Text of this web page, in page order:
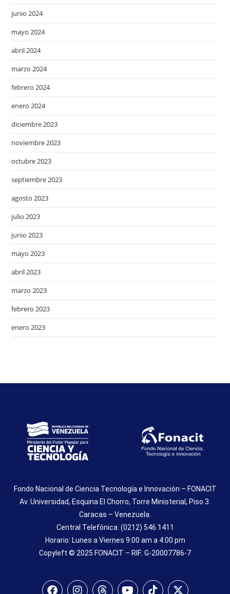
junio 2024
mayo 2024
abril 2024
marzo 2024
febrero 2024
enero 2024
diciembre 2023
noviembre 2023
octubre 2023
septiembre 2023
agosto 2023
julio 2023
junio 2023
mayo 2023
abril 2023
marzo 2023
febrero 2023
enero 2023
Fondo Nacional de Ciencia Tecnología e Innovación – FONACIT
Av. Universidad, Esquina El Chorro, Torre Ministerial, Piso 3.
Caracas – Venezuela.
Central Telefónica: (0212) 546.1411
Horario: Lunes a Viernes 9:00 am a 4:00 pm
Copyleft © 2025 FONACIT – RIF: G-20007786-7